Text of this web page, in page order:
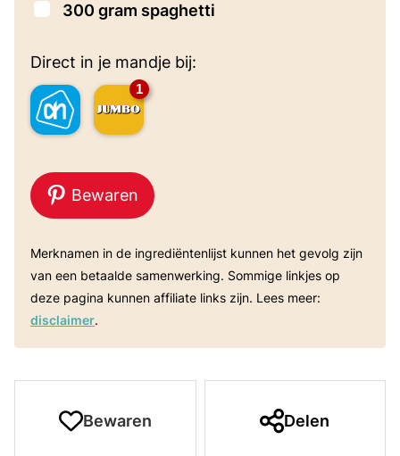
▢
300 gram spaghetti
Direct in je mandje bij:
1
Bewaren
Merknamen in de ingrediëntenlijst kunnen het gevolg zijn
van een betaalde samenwerking. Sommige linkjes op
deze pagina kunnen affiliate links zijn. Lees meer:
disclaimer.
Bewaren Delen